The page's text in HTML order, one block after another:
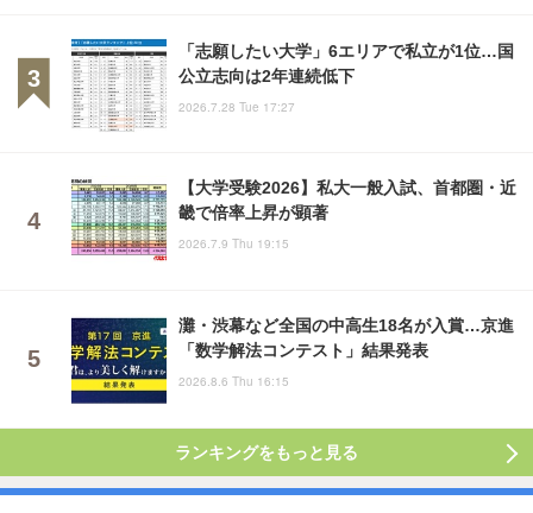
「志願したい大学」6エリアで私立が1位…国
公立志向は2年連続低下
2026.7.28 Tue 17:27
【大学受験2026】私大一般入試、首都圏・近
畿で倍率上昇が顕著
2026.7.9 Thu 19:15
灘・渋幕など全国の中高生18名が入賞…京進
「数学解法コンテスト」結果発表
2026.8.6 Thu 16:15
ランキングをもっと見る